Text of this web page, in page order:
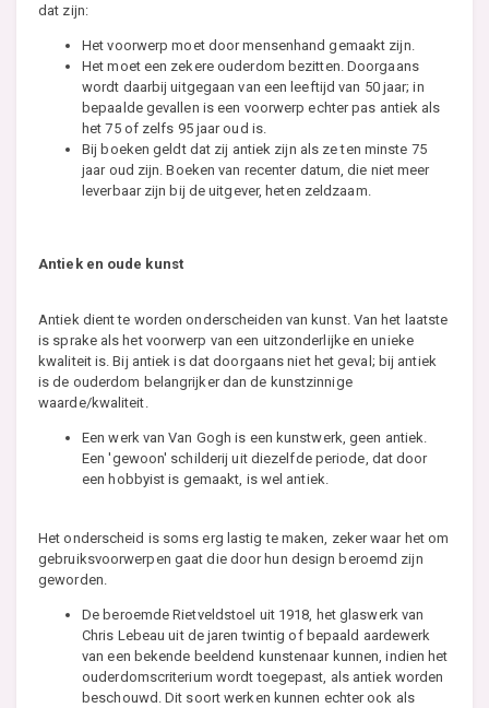
dat zijn:
Het voorwerp moet door mensenhand gemaakt zijn.
Het moet een zekere ouderdom bezitten. Doorgaans
wordt daarbij uitgegaan van een leeftijd van 50 jaar; in
bepaalde gevallen is een voorwerp echter pas antiek als
het 75 of zelfs 95 jaar oud is.
Bij boeken geldt dat zij antiek zijn als ze ten minste 75
jaar oud zijn. Boeken van recenter datum, die niet meer
leverbaar zijn bij de uitgever, heten zeldzaam.
Antiek en oude kunst
Antiek dient te worden onderscheiden van kunst. Van het laatste
is sprake als het voorwerp van een uitzonderlijke en unieke
kwaliteit is. Bij antiek is dat doorgaans niet het geval; bij antiek
is de ouderdom belangrijker dan de kunstzinnige
waarde/kwaliteit.
Een werk van Van Gogh is een kunstwerk, geen antiek.
Een 'gewoon' schilderij uit diezelfde periode, dat door
een hobbyist is gemaakt, is wel antiek.
Het onderscheid is soms erg lastig te maken, zeker waar het om
gebruiksvoorwerpen gaat die door hun design beroemd zijn
geworden.
De beroemde Rietveldstoel uit 1918, het glaswerk van
Chris Lebeau uit de jaren twintig of bepaald aardewerk
van een bekende beeldend kunstenaar kunnen, indien het
ouderdomscriterium wordt toegepast, als antiek worden
beschouwd. Dit soort werken kunnen echter ook als